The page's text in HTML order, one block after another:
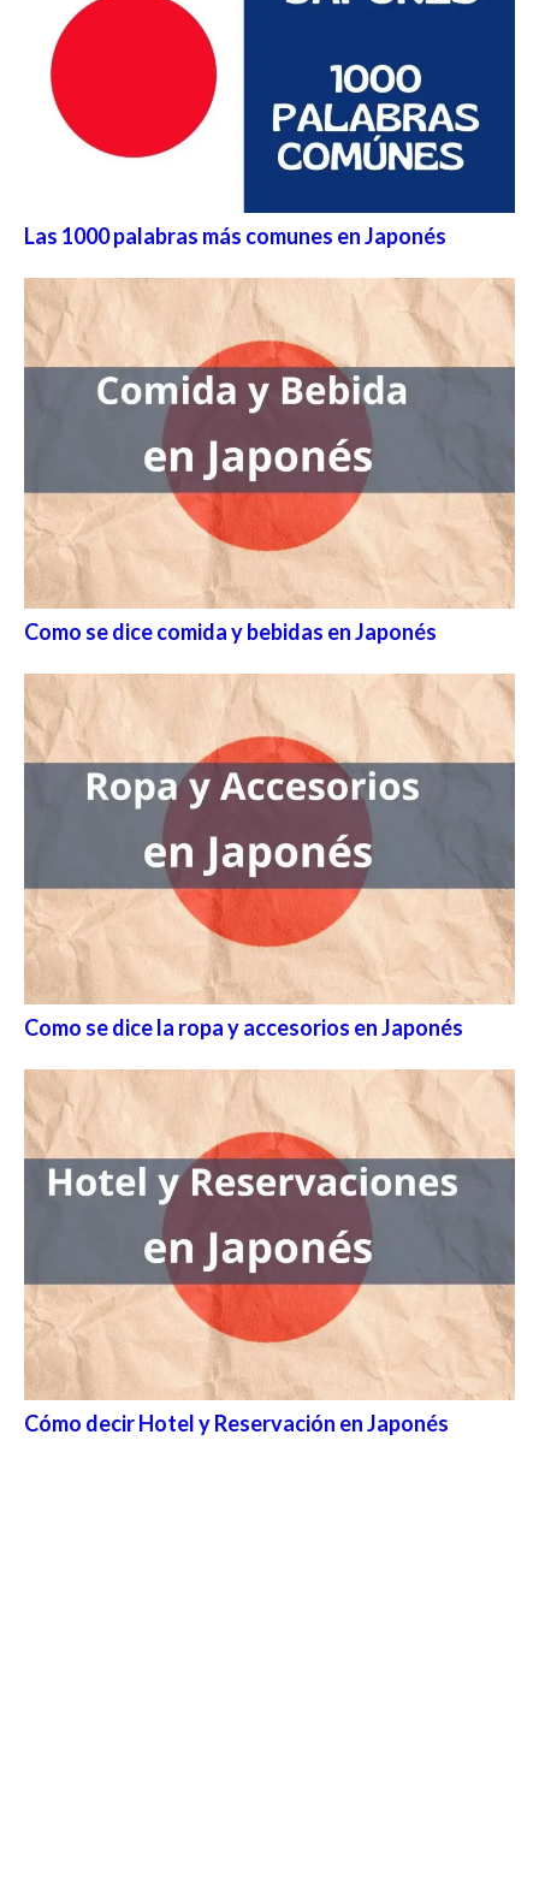
Las 1000 palabras más comunes en Japonés
Como se dice comida y bebidas en Japonés
Como se dice la ropa y accesorios en Japonés
Cómo decir Hotel y Reservación en Japonés